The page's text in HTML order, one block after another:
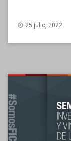
25 julio, 2022